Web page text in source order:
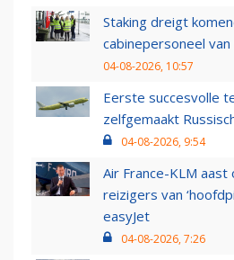
Staking dreigt
cabinepersoneel van
04-08-2026, 10:57
Eerste succesvolle
zelfgemaakt
04-08-2026, 9:54
Air France-KLM
reizigers van
easyJet
04-08-2026, 7:26